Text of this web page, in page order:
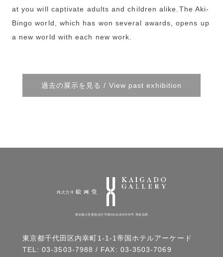
at you will captivate adults and children alike.The Aki-
Bingo world, which has won several awards, opens up
a new world with each new work.
過去の展示を見る / View past exhibition
東京都公安委員会許可第301012007978号 美術品商
東京都千代田区内幸町1-1-1帝国ホテルアーケード
TEL:03-3503-7988 / FAX: 03-3503-7069